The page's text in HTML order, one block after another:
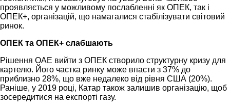
проявляється у можливому послабленні як ОПЕК, так і
ОПЕК+, організацій, що намагалися стабілізувати світовий
ринок.
ОПЕК та ОПЕК+ слабшають
Рішення ОАЕ вийти з ОПЕК створило структурну кризу для
картелю. Його частка ринку може впасти з 37% до
приблизно 28%, що вже недалеко від рівня США (20%).
Раніше, у 2019 році, Катар також залишив організацію, щоб
зосередитися на експорті газу.